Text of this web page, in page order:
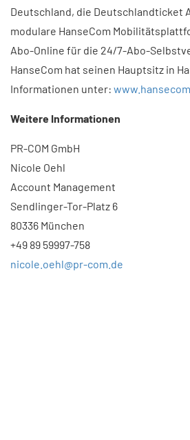
Deutschland, die Deutschlandticket
modulare HanseCom
Abo-Online für die 24/7-Abo-
HanseCom hat seinen Hauptsitz in
Informationen unter:
Weitere Informationen
PR-COM GmbH
Nicole Oehl
Account Management
Sendlinger-Tor-Platz 6
80336 München
+49 89 59997-758
nicole.oehl@pr-com.de